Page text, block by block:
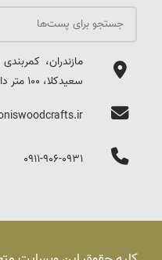
مازندران، کمربندی
سعیدکلا، 100 متر داخل کوچه
0911-906-0931